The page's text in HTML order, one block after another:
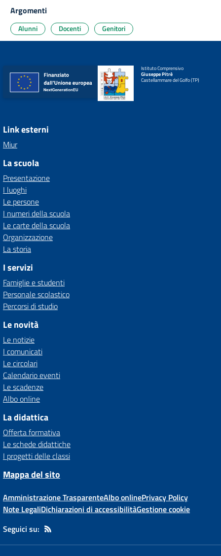
Argomenti
Alunni Docenti Genitori
Istituto Comprensivo
Giuseppe Pitrè
Castellammare del Golfo (TP)
Link esterni
Miur
La scuola
Presentazione
I luoghi
Le persone
I numeri della scuola
Le carte della scuola
Organizzazione
La storia
I servizi
Famiglie e studenti
Personale scolastico
Percorsi di studio
Le novità
Le notizie
I comunicati
Le circolari
Calendario eventi
Le scadenze
Albo online
La didattica
Offerta formativa
Le schede didattiche
I progetti delle classi
Mappa del sito
Amministrazione TrasparenteAlbo onlinePrivacy Policy
Note LegaliDichiarazioni di accessibilitàGestione cookie
Seguici su: